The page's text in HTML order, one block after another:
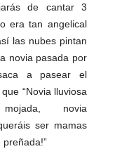
de cantar 3
era tan angelical
las nubes pintan
novia pasada por
a pasear el
“Novia lluviosa
, novia
ser mamas
preñada!”